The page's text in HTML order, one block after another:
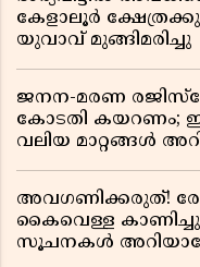
കേളാലൂർ
യുവാവ് മുങ്ങിമരിച്ചു
ജനന-മരണ
കോടതി കയറണം;
വലിയ മാറ്റങ്ങൾ
അവഗണിക്കരുത്!
കൈവെള്ള
സൂചനകൾ